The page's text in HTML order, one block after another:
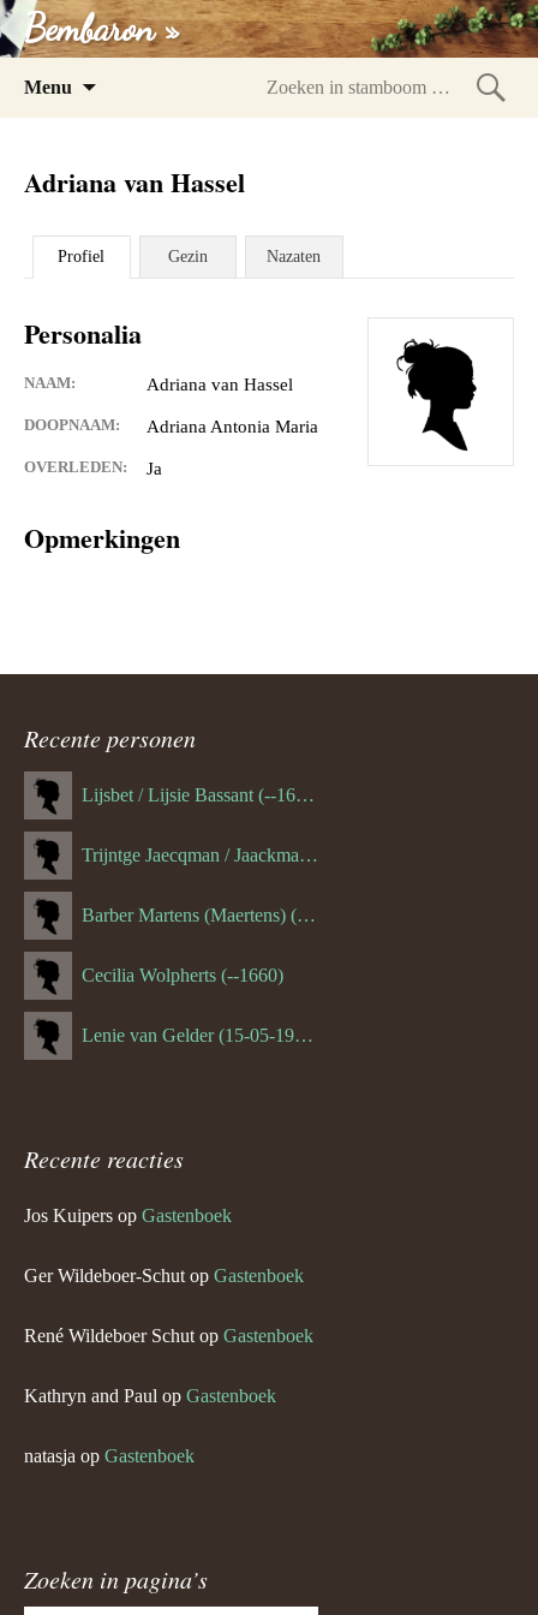
Bembaron »
Menu
Adriana van Hassel
Profiel Gezin Nazaten
Personalia
NAAM: Adriana van Hassel
DOOPNAAM: Adriana Antonia Maria
OVERLEDEN: Ja
Opmerkingen
Recente personen
Lijsbet / Lijsie Bassant (--1687)
Trijntge Jaecqman / Jaackman (--1651)
Barber Martens (Maertens) (--1658)
Cecilia Wolpherts (--1660)
Lenie van Gelder (15-05-1970)
Recente reacties
Jos Kuipers op Gastenboek
Ger Wildeboer-Schut op Gastenboek
René Wildeboer Schut op Gastenboek
Kathryn and Paul op Gastenboek
natasja op Gastenboek
Zoeken in pagina’s